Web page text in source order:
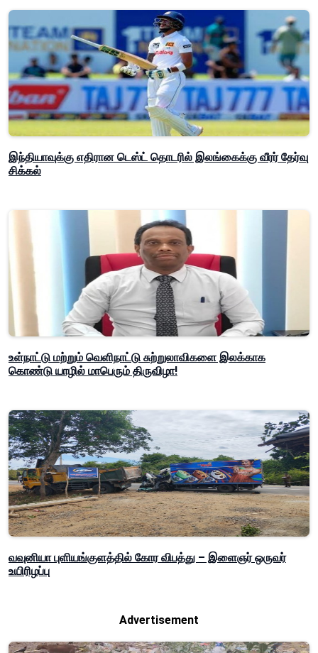
இந்தியாவுக்கு எதிரான டெஸ்ட் தொடரில் இலங்கைக்கு வீரர் தேர்வு
சிக்கல்
உள்நாட்டு மற்றும் வெளிநாட்டு சுற்றுலாவிகளை இலக்காக
கொண்டு யாழில் மாபெரும் திருவிழா!
வவுனியா புளியங்குளத்தில் கோர விபத்து – இளைஞர் ஒருவர்
உயிரிழப்பு
Advertisement